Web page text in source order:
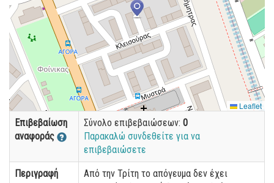
Leaflet
Επιβεβαίωση
αναφοράς
Σύνολο επιβεβαιώσεων: 0
Παρακαλώ συνδεθείτε για να
επιβεβαιώσετε
Περιγραφή
Από την Τρίτη το απόγευμα δεν έχει